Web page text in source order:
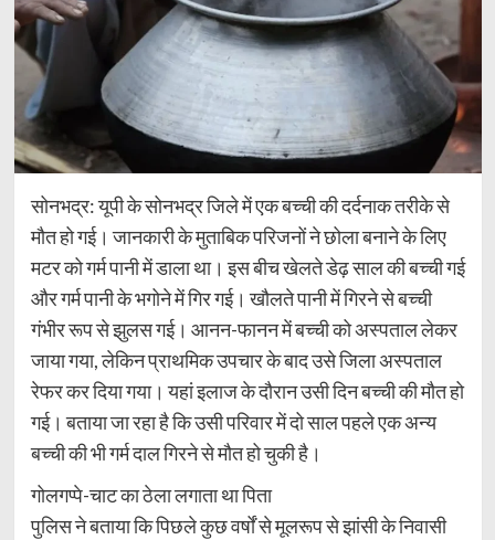
सोनभद्र: यूपी के सोनभद्र जिले में एक बच्ची की दर्दनाक तरीके से
मौत हो गई। जानकारी के मुताबिक परिजनों ने छोला बनाने के लिए
मटर को गर्म पानी में डाला था। इस बीच खेलते डेढ़ साल की बच्ची गई
और गर्म पानी के भगोने में गिर गई। खौलते पानी में गिरने से बच्ची
गंभीर रूप से झुलस गई। आनन-फानन में बच्ची को अस्पताल लेकर
जाया गया, लेकिन प्राथमिक उपचार के बाद उसे जिला अस्पताल
रेफर कर दिया गया। यहां इलाज के दौरान उसी दिन बच्ची की मौत हो
गई। बताया जा रहा है कि उसी परिवार में दो साल पहले एक अन्य
बच्ची की भी गर्म दाल गिरने से मौत हो चुकी है।
गोलगप्पे-चाट का ठेला लगाता था पिता
पुलिस ने बताया कि पिछले कुछ वर्षों से मूलरूप से झांसी के निवासी